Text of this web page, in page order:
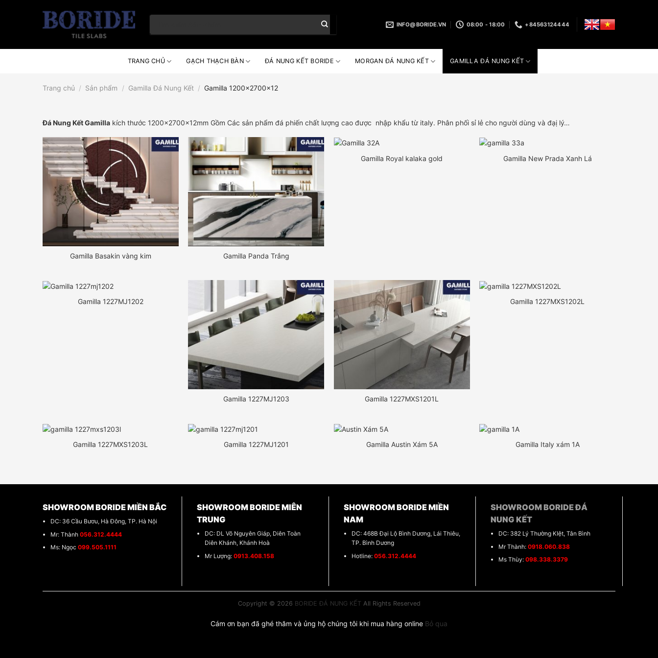
INFO@BORIDE.VN 08:00 - 18:00 +84563124444
TRANG CHỦ GẠCH THẠCH BÀN ĐÁ NUNG KẾT BORIDE MORGAN ĐÁ NUNG KẾT GAMILLA ĐÁ NUNG KẾT
Trang chủ / Sản phẩm / Gamilla Đá Nung Kết / Gamilla 1200x2700x12
Đá Nung Kết Gamilla kích thước 1200x2700x12mm Gồm Các sản phẩm đá phiến chất lượng cao được nhập khẩu từ italy. Phân phối sỉ lẻ cho người dùng và đạị lý…
Gamilla Basakin vàng kim Gamilla Panda Trắng
Gamilla Royal kalaka gold Gamilla New Prada Xanh Lá
Gamilla 1227MJ1202
Gamilla 1227MJ1203 Gamilla 1227MXS1201L
Gamilla 1227MXS1202L
Gamilla 1227MXS1203L Gamilla 1227MJ1201 Gamilla Austin Xám 5A Gamilla Italy xám 1A
SHOWROOM BORIDE MIỀN BẮC
DC: 36 Cầu Bươu, Hà Đông, TP. Hà Nội
Mr: Thành 056.312.4444
Ms: Ngọc 099.505.1111
SHOWROOM BORIDE MIÊN
TRUNG
DC: DL Võ Nguyên Giáp, Diên Toàn
Diên Khánh, Khánh Hoà
Mr Lượng: 0913.408.158
SHOWROOM BORIDE MIỀN
NAM
DC: 468B Đại Lộ Bình Dương, Lái Thiêu,
TP. Bình Dương
Hotline: 056.312.4444
SHOWROOM BORIDE ĐÁ
NUNG KẾT
DC: 382 Lý Thường KIệt, Tân Bình
Mr Thành: 0918.060.838
Ms Thùy: 098.338.3379
Copyright © 2026 BORIDE ĐÁ NUNG KẾT All Rights Reserved
Cám ơn bạn đã ghé thăm và ủng hộ chúng tôi khi mua hàng online Bỏ qua